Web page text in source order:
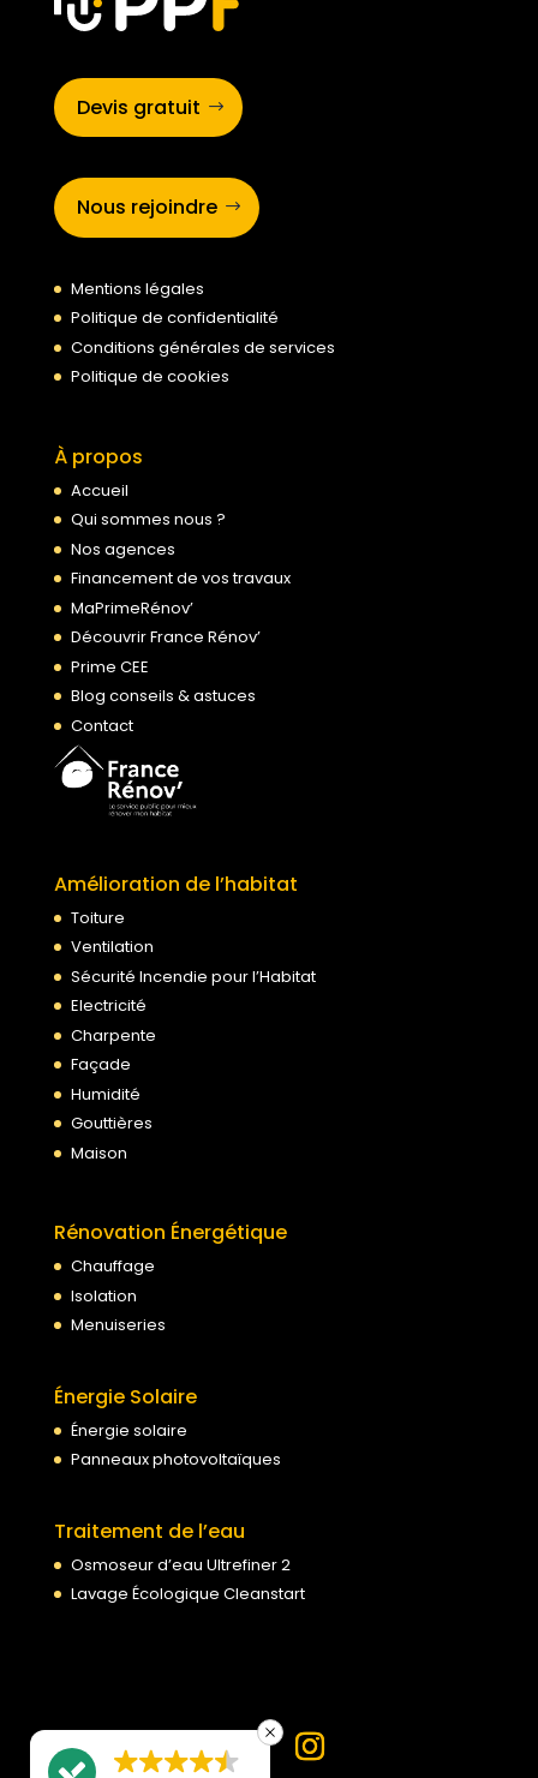
Devis gratuit
Nous rejoindre
Mentions légales
Politique de confidentialité
Conditions générales de services
Politique de cookies
À propos
Accueil
Qui sommes nous ?
Nos agences
Financement de vos travaux
MaPrimeRénov’
Découvrir France Rénov’
Prime CEE
Blog conseils & astuces
Contact
Amélioration de l’habitat
Toiture
Ventilation
Sécurité Incendie pour l’Habitat
Electricité
Charpente
Façade
Humidité
Gouttières
Maison
Rénovation Énergétique
Chauffage
Isolation
Menuiseries
Énergie Solaire
Énergie solaire
Panneaux photovoltaïques
Traitement de l’eau
Osmoseur d’eau Ultrefiner 2
Lavage Écologique Cleanstart